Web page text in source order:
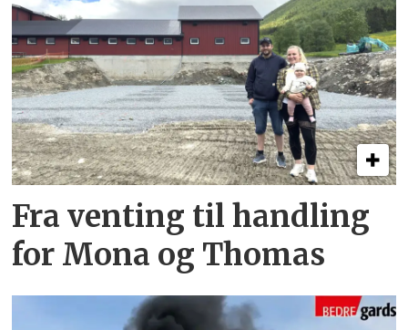
Fra venting til handling
for Mona og Thomas